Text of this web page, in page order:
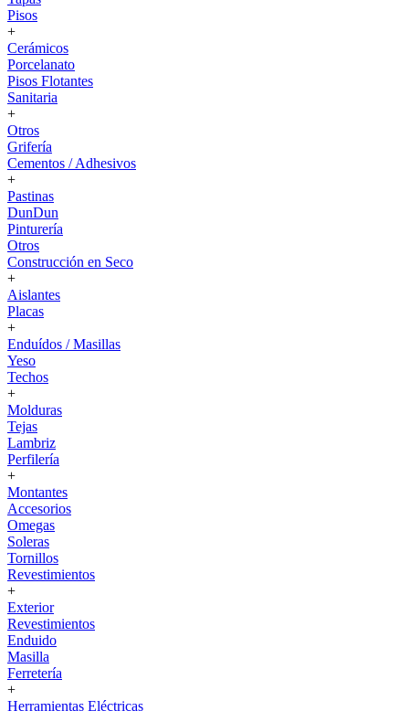
Pisos
+
Cerámicos
Porcelanato
Pisos Flotantes
Sanitaria
+
Otros
Grifería
Cementos / Adhesivos
+
Pastinas
DunDun
Pinturería
Otros
Construcción en Seco
+
Aislantes
Placas
+
Enduídos / Masillas
Yeso
Techos
+
Molduras
Tejas
Lambriz
Perfilería
+
Montantes
Accesorios
Omegas
Soleras
Tornillos
Revestimientos
+
Exterior
Revestimientos
Enduido
Masilla
Ferretería
+
Herramientas Eléctricas